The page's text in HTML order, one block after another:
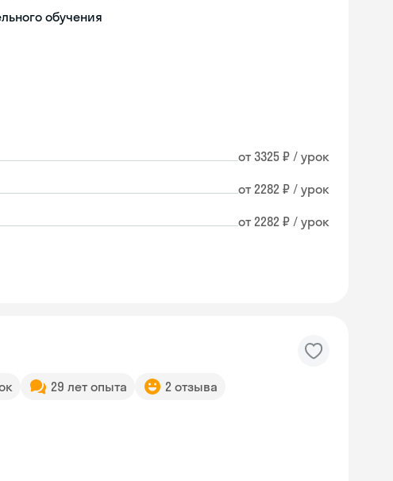
обучения
от 3325 ₽ / урок
от 2282 ₽ / урок
от 2282 ₽ / урок
29 лет опыта 2 отзыва